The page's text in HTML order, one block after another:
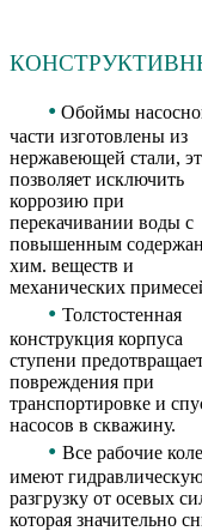
• Обоймы
части изготовлены из
нержавеющей стали,
позволяет исключить
коррозию при
перекачивании воды с
повышенным
хим. веществ и
механических
• Толстостенная
конструкция корпуса
ступени
повреждения при
транспортировке и
насосов в скважину.
• Все рабочие
имеют
разгрузку от осевых
которая значительно